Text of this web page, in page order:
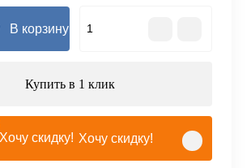
В корзину
Купить в 1 клик
Хочу скидку!